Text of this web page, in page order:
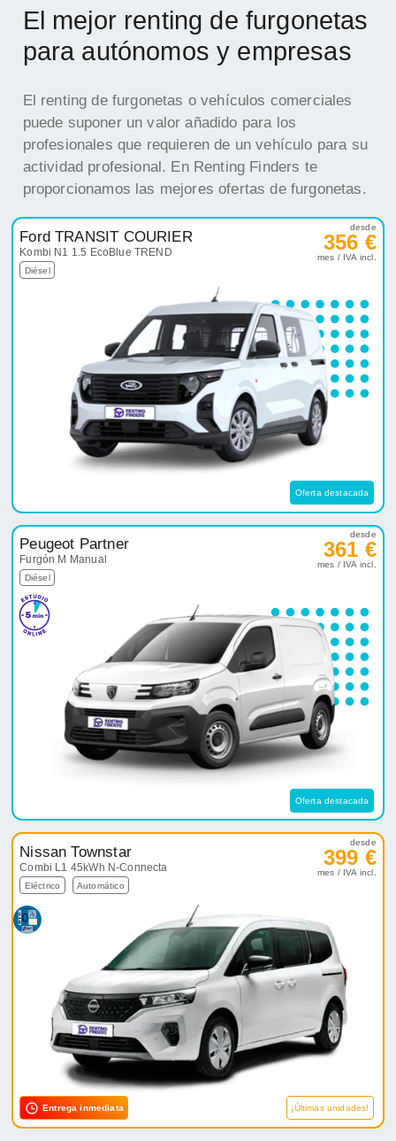
El mejor renting de furgonetas
para autónomos y empresas
El renting de furgonetas o vehículos comerciales
puede suponer un valor añadido para los
profesionales que requieren de un vehículo para su
actividad profesional. En Renting Finders te
proporcionamos las mejores ofertas de furgonetas.
Ford TRANSIT COURIER
Kombi N1 1.5 EcoBlue TREND
Diésel
desde
356 €
mes / IVA incl.
Oferta destacada
Peugeot Partner
Furgón M Manual
Diésel
desde
361 €
mes / IVA incl.
Oferta destacada
Nissan Townstar
Combi L1 45kWh N-Connecta
Eléctrico Automático
desde
399 €
mes / IVA incl.
Entrega inmediata ¡Últimas unidades!